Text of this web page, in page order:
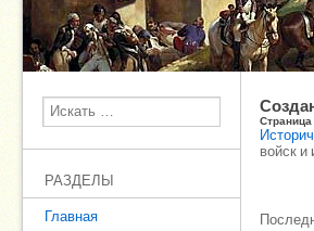
Поиск
РАЗДЕЛЫ
Главная
Страница
войск и